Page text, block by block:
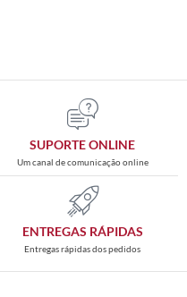
SUPORTE ONLINE
Um canal de comunicação online
ENTREGAS RÁPIDAS
Entregas rápidas dos pedidos